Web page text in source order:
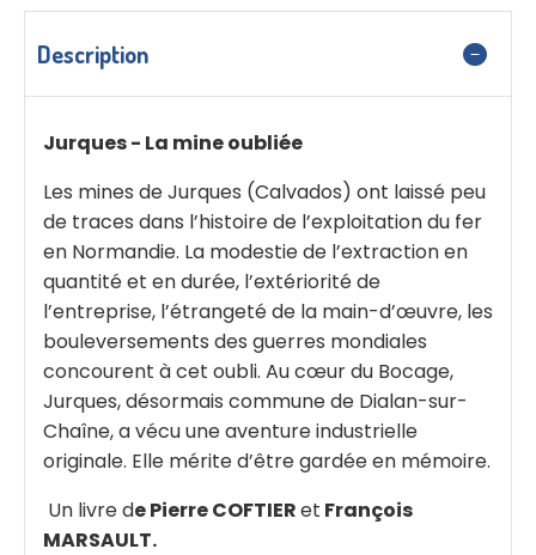
Description
Jurques - La mine oubliée
Les mines de Jurques (Calvados) ont laissé peu
de traces dans l’histoire de l’exploitation du fer
en Normandie. La modestie de l’extraction en
quantité et en durée, l’extériorité de
l’entreprise, l’étrangeté de la main-d’œuvre, les
bouleversements des guerres mondiales
concourent à cet oubli. Au cœur du Bocage,
Jurques, désormais commune de Dialan-sur-
Chaîne, a vécu une aventure industrielle
originale. Elle mérite d’être gardée en mémoire.
Un livre de Pierre COFTIERet François
MARSAULT.